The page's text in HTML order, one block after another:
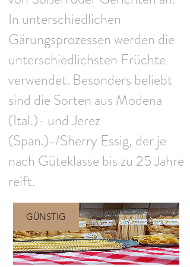
In unterschiedlichen
Gärungsprozessen werden die
unterschiedlichsten Früchte
verwendet. Besonders beliebt
sind die Sorten aus Modena
(Ital.)- und Jerez
(Span.)-/Sherry Essig, der je
nach Güteklasse bis zu 25 Jahre
reift.
GÜNSTIG